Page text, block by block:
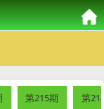
第215期 第